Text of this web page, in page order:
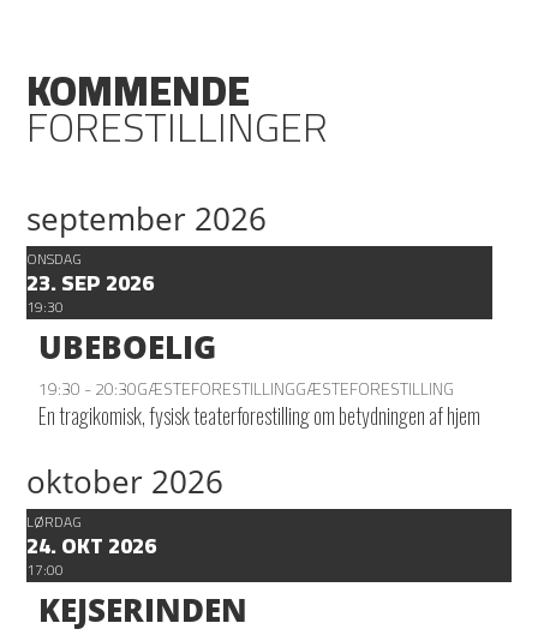
KOMMENDE
FORESTILLINGER
september 2026
ONSDAG
23. SEP 2026
19:30
UBEBOELIG
19:30 - 20:30GÆSTEFORESTILLINGGÆSTEFORESTILLING
En tragikomisk, fysisk teaterforestilling om betydningen af hjem
oktober 2026
LØRDAG
24. OKT 2026
17:00
KEJSERINDEN